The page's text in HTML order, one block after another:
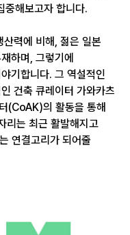
중해보고자 합니다.
력에 비해, 젊은 일본
하며, 그렇기에
기합니다. 그 역설적인
건축 큐레이터 가와카츠
(CoAK)의 활동을 통해
리는 최근 활발해지고
연결고리가 되어줄